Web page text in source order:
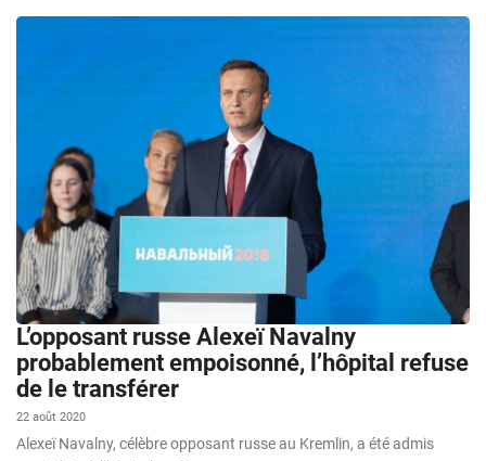
L’opposant russe Alexeï Navalny
probablement empoisonné, l’hôpital refuse
de le transférer
22 août 2020
Alexeï Navalny, célèbre opposant russe au Kremlin, a été admis